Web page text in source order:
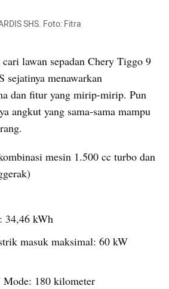
SHS. Foto: Fitra
lawan sepadan Chery Tiggo 9
sejatinya menawarkan
dan fitur yang mirip-mirip. Pun
angkut yang sama-sama mampu
mesin 1.500 cc turbo dan
34,46 kWh
masuk maksimal: 60 kW
Mode: 180 kilometer